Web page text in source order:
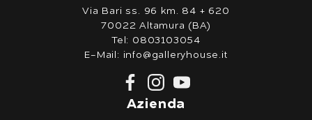
Via Bari ss. 96 km. 84 + 620
70022 Altamura (BA)
Tel: 0803103054
E-Mail: info@galleryhouse.it
Azienda